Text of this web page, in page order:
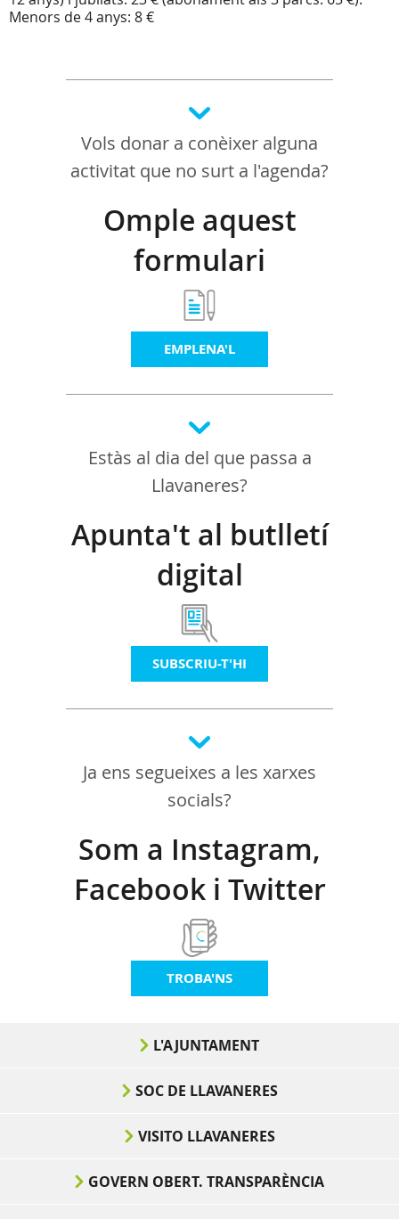
Menors de 4 anys: 8 €
Vols donar a conèixer alguna
activitat que no surt a l'agenda?
Omple aquest
formulari
EMPLENA'L
Estàs al dia del que passa a
Llavaneres?
Apunta't al butlletí
digital
SUBSCRIU-T'HI
Ja ens segueixes a les xarxes
socials?
Som a Instagram,
Facebook i Twitter
TROBA'NS
L'AJUNTAMENT
SOC DE LLAVANERES
VISITO LLAVANERES
GOVERN OBERT. TRANSPARÈNCIA